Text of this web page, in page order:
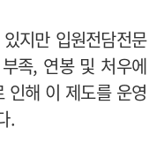
지만 입원전담전문
족, 연봉 및 처우에
인해 이 제도를 운영
.